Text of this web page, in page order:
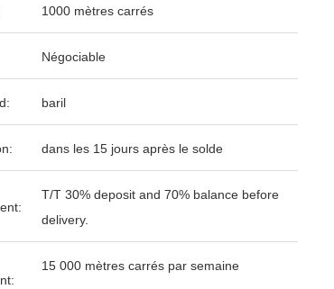
1000 mètres carrés
Négociable
baril
dans les 15 jours après le solde
T/T 30% deposit and 70% balance before
delivery.
15 000 mètres carrés par semaine